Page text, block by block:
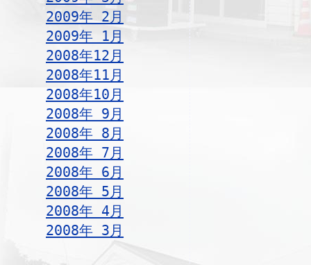
2009年 2月
2009年 1月
2008年12月
2008年11月
2008年10月
2008年 9月
2008年 8月
2008年 7月
2008年 6月
2008年 5月
2008年 4月
2008年 3月